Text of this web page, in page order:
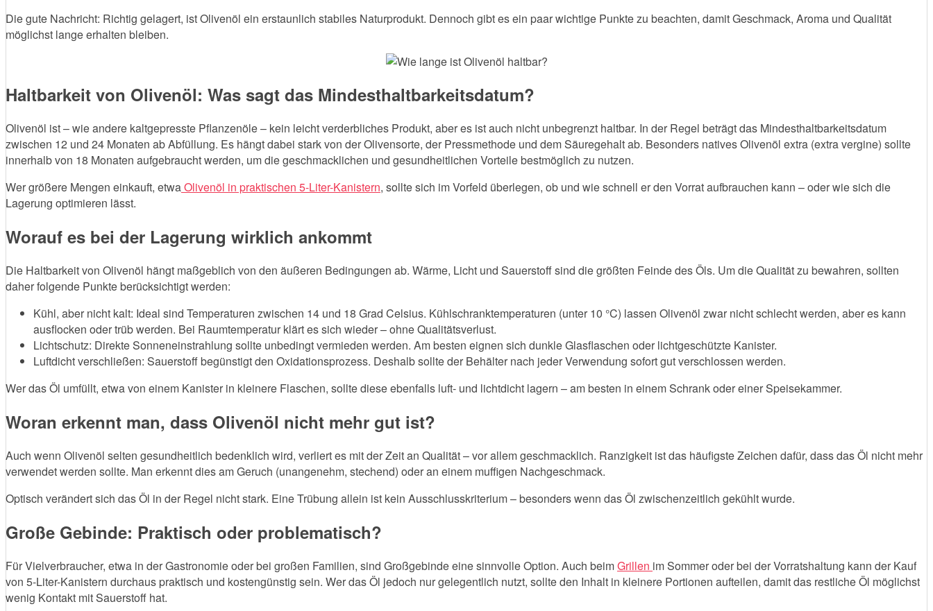
Die gute Nachricht: Richtig gelagert, ist Olivenöl ein erstaunlich stabiles Naturprodukt. Dennoch gibt es ein paar wichtige Punkte zu beachten, damit Geschmack, Aroma und Qualität
möglichst lange erhalten bleiben.
Haltbarkeit von Olivenöl: Was sagt das Mindesthaltbarkeitsdatum?
Olivenöl ist – wie andere kaltgepresste Pflanzenöle – kein leicht verderbliches Produkt, aber es ist auch nicht unbegrenzt haltbar. In der Regel beträgt das Mindesthaltbarkeitsdatum
zwischen 12 und 24 Monaten ab Abfüllung. Es hängt dabei stark von der Olivensorte, der Pressmethode und dem Säuregehalt ab. Besonders natives Olivenöl extra (extra vergine) sollte
innerhalb von 18 Monaten aufgebraucht werden, um die geschmacklichen und gesundheitlichen Vorteile bestmöglich zu nutzen.
Wer größere Mengen einkauft, etwaOlivenöl in praktischen 5-Liter-Kanistern, sollte sich im Vorfeld überlegen, ob und wie schnell er den Vorrat aufbrauchen kann – oder wie sich die
Lagerung optimieren lässt.
Worauf es bei der Lagerung wirklich ankommt
Die Haltbarkeit von Olivenöl hängt maßgeblich von den äußeren Bedingungen ab. Wärme, Licht und Sauerstoff sind die größten Feinde des Öls. Um die Qualität zu bewahren, sollten
daher folgende Punkte berücksichtigt werden:
Kühl, aber nicht kalt: Ideal sind Temperaturen zwischen 14 und 18 Grad Celsius. Kühlschranktemperaturen (unter 10 °C) lassen Olivenöl zwar nicht schlecht werden, aber es kann
ausflocken oder trüb werden. Bei Raumtemperatur klärt es sich wieder – ohne Qualitätsverlust.
Lichtschutz: Direkte Sonneneinstrahlung sollte unbedingt vermieden werden. Am besten eignen sich dunkle Glasflaschen oder lichtgeschützte Kanister.
Luftdicht verschließen: Sauerstoff begünstigt den Oxidationsprozess. Deshalb sollte der Behälter nach jeder Verwendung sofort gut verschlossen werden.
Wer das Öl umfüllt, etwa von einem Kanister in kleinere Flaschen, sollte diese ebenfalls luft- und lichtdicht lagern – am besten in einem Schrank oder einer Speisekammer.
Woran erkennt man, dass Olivenöl nicht mehr gut ist?
Auch wenn Olivenöl selten gesundheitlich bedenklich wird, verliert es mit der Zeit an Qualität – vor allem geschmacklich. Ranzigkeit ist das häufigste Zeichen dafür, dass das Öl nicht mehr
verwendet werden sollte. Man erkennt dies am Geruch (unangenehm, stechend) oder an einem muffigen Nachgeschmack.
Optisch verändert sich das Öl in der Regel nicht stark. Eine Trübung allein ist kein Ausschlusskriterium – besonders wenn das Öl zwischenzeitlich gekühlt wurde.
Große Gebinde: Praktisch oder problematisch?
Für Vielverbraucher, etwa in der Gastronomie oder bei großen Familien, sind Großgebinde eine sinnvolle Option. Auch beimGrillen im Sommer oder bei der Vorratshaltung kann der Kauf
von 5-Liter-Kanistern durchaus praktisch und kostengünstig sein. Wer das Öl jedoch nur gelegentlich nutzt, sollte den Inhalt in kleinere Portionen aufteilen, damit das restliche Öl möglichst
wenig Kontakt mit Sauerstoff hat.